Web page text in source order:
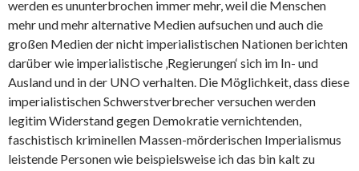
werden es ununterbrochen immer mehr, weil die Menschen
mehr und mehr alternative Medien aufsuchen und auch die
großen Medien der nicht imperialistischen Nationen berichten
darüber wie imperialistische ‚Regierungen‘ sich im In- und
Ausland und in der UNO verhalten. Die Möglichkeit, dass diese
imperialistischen Schwerstverbrecher versuchen werden
legitim Widerstand gegen Demokratie vernichtenden,
faschistisch kriminellen Massen-mörderischen Imperialismus
leistende Personen wie beispielsweise ich das bin kalt zu